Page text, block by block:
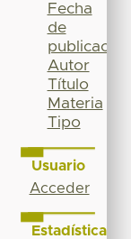
Fecha
de
publicación
Autor
Título
Materia
Tipo
Usuario
Acceder
Estadísticas